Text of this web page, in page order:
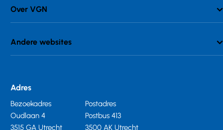
Over VGN
Andere websites
Adres
Bezoekadres
Oudlaan 4
3515 GA Utrecht
Postadres
Postbus 413
3500 AK Utrecht